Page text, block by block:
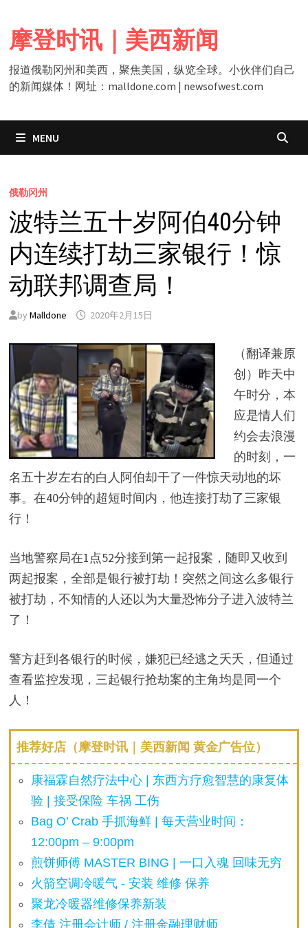
content
摩登时讯｜美西新闻
报道俄勒冈州和美西，聚焦美国，纵览全球。小伙伴们自己
的新闻媒体！网址：malldone.com | newsofwest.com
MENU
俄勒冈州
波特兰五十岁阿伯40分钟
内连续打劫三家银行！惊
动联邦调查局！
by Malldone 2020年2月15日
（翻译兼原
创）昨天中
午时分，本
应是情人们
约会去浪漫
的时刻，一
名五十岁左右的白人阿伯却干了一件惊天动地的坏
事。在40分钟的超短时间内，他连接打劫了三家银
行！
当地警察局在1点52分接到第一起报案，随即又收到
两起报案，全部是银行被打劫！突然之间这么多银行
被打劫，不知情的人还以为大量恐怖分子进入波特兰
了！
警方赶到各银行的时候，嫌犯已经逃之夭夭，但通过
查看监控发现，三起银行抢劫案的主角均是同一个
人！
推荐好店（摩登时讯｜美西新闻 黄金广告位）
康福霖自然疗法中心 | 东西方疗愈智慧的康复体
验 | 接受保险 车祸 工伤
Bag O’ Crab 手抓海鲜 | 每天营业时间：
12:00pm – 9:00pm
煎饼师傅 MASTER BING | 一口入魂 回味无穷
火箭空调冷暖气 - 安装 维修 保养
聚龙冷暖器维修保养新装
李倩 注册会计师 / 注册金融理财师